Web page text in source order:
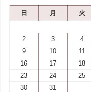
日 月 火
2
3 4
9
10 11
16
17 18
23
24 25
30
31